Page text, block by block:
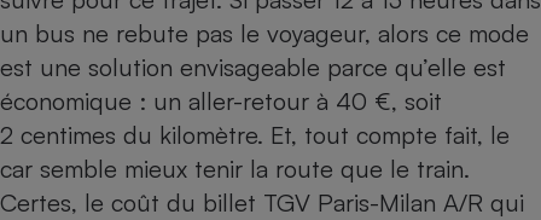
un bus ne rebute pas le voyageur, alors ce mode
est une solution envisageable parce qu’elle est
économique : un aller-retour à 40 €, soit
2 centimes du kilomètre. Et, tout compte fait, le
car semble mieux tenir la route que le train.
Certes, le coût du billet TGV Paris-Milan A/R qui